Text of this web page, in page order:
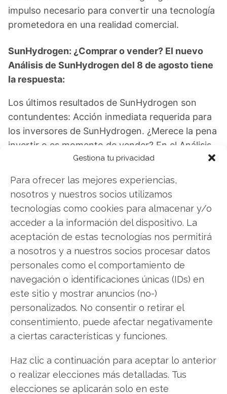
Gestiona tu privacidad
Para ofrecer las mejores experiencias,
nosotros y nuestros socios utilizamos
tecnologías como cookies para almacenar y/o
acceder a la información del dispositivo. La
aceptación de estas tecnologías nos permitirá
a nosotros y a nuestros socios procesar datos
personales como el comportamiento de
navegación o identificaciones únicas (IDs) en
este sitio y mostrar anuncios (no-)
personalizados. No consentir o retirar el
consentimiento, puede afectar negativamente
a ciertas características y funciones.
Haz clic a continuación para aceptar lo anterior
o realizar elecciones más detalladas. Tus
elecciones se aplicarán solo en este
impulso necesario para convertir una tecnología
prometedora en una realidad comercial.
SunHydrogen: ¿Comprar o vender? El nuevo
Análisis de SunHydrogen del 8 de agosto tiene
la respuesta:
Los últimos resultados de SunHydrogen son
contundentes: Acción inmediata requerida para
los inversores de SunHydrogen. ¿Merece la pena
invertir o es momento de vender? En el Análisis
gratuito actual del 8 de agosto descubrirá
SunHydrogen: ¿Comprar o vender?¡Lee más
aquí!
SunHydrogen
Compartir este artículo
Twitter
LinkedIn